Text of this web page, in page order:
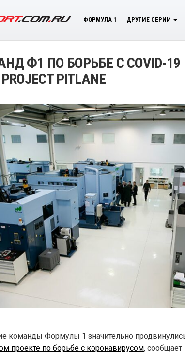
ФОРМУЛА 1 ДРУГИЕ СЕРИИ
Ф1 ПО БОРЬБЕ С COVID-
PITLANE
команды Формулы 1 значительно
проекте по борьбе с коронавирусом, сообщает